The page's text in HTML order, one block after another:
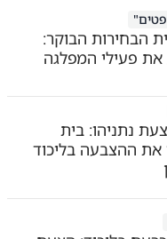
הבחירות הבוקר:
את פעילי המפלגה
נתניהו: בית
ההצבעה בליכוד